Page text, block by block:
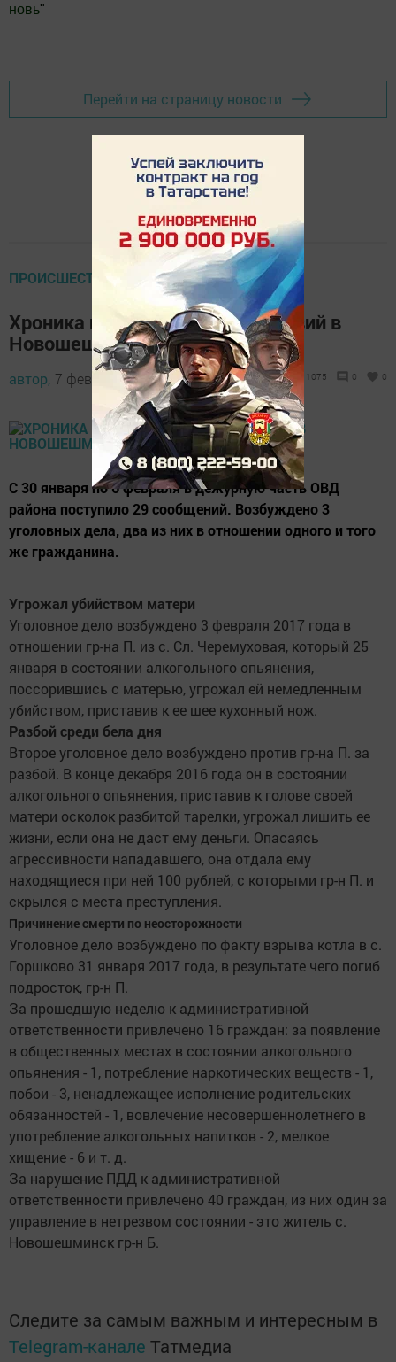
новь"
Перейти на страницу новости
ПРОИСШЕСТВИЯ
Хроника недельных происшествий в
Новошешминском районе
автор, 7 февраля 2017 - 07:30 1075 0 0
С 30 января по 6 февраля в дежурную часть ОВД
района поступило 29 сообщений. Возбуждено 3
уголовных дела, два из них в отношении одного и того
же гражданина.
Угрожал убийством матери
Уголовное дело возбуждено 3 февраля 2017 года в
отношении гр-на П. из с. Сл. Черемуховая, который 25
января в состоянии алкогольного опьянения,
поссорившись с матерью, угрожал ей немедленным
убийством, приставив к ее шее кухонный нож.
Разбой среди бела дня
Второе уголовное дело возбуждено против гр-на П. за
разбой. В конце декабря 2016 года он в состоянии
алкогольного опьянения, приставив к голове своей
матери осколок разбитой тарелки, угрожал лишить ее
жизни, если она не даст ему деньги. Опасаясь
агрессивности нападавшего, она отдала ему
находящиеся при ней 100 рублей, с которыми гр-н П. и
скрылся с места преступления.
Причинение смерти по неосторожности
Уголовное дело возбуждено по факту взрыва котла в с.
Горшково 31 января 2017 года, в результате чего погиб
подросток, гр-н П.
За прошедшую неделю к административной
ответственности привлечено 16 граждан: за появление
в общественных местах в состоянии алкогольного
опьянения - 1, потребление наркотических веществ - 1,
побои - 3, ненадлежащее исполнение родительских
обязанностей - 1, вовлечение несовершеннолетнего в
употребление алкогольных напитков - 2, мелкое
хищение - 6 и т. д.
За нарушение ПДД к административной
ответственности привлечено 40 граждан, из них один за
управление в нетрезвом состоянии - это житель с.
Новошешминск гр-н Б.
Следите за самым важным и интересным в
Telegram-канале Татмедиа